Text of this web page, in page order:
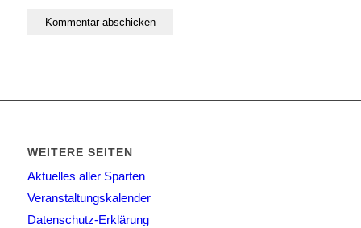
WEITERE SEITEN
Aktuelles aller Sparten
Veranstaltungskalender
Datenschutz-Erklärung